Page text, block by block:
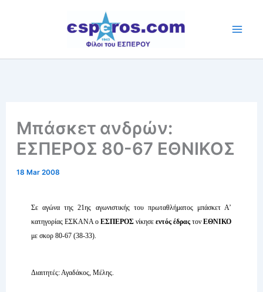
Μπάσκετ ανδρών:
ΕΣΠΕΡΟΣ 80-67 ΕΘΝΙΚΟΣ
18 Mar 2008
Σε αγώνα της 21ης αγωνιστικής του πρωταθλήματος μπάσκετ Α’
κατηγορίας ΕΣΚΑΝΑ ο ΕΣΠΕΡΟΣ νίκησεεντός έδρας τονΕΘΝΙΚΟ
με σκορ 80-67 (38-33).
Διαιτητές: Αγαδάκος, Μέλης.